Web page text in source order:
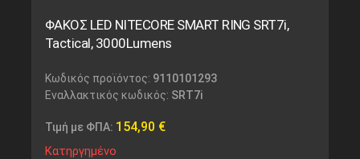
ΦΑΚΟΣ LED NITECORE SMART RING SRT7i,
Tactical, 3000Lumens
Κωδικός προϊόντος: 9110101293
Εναλλακτικός κωδικός: SRT7i
Τιμή με ΦΠΑ: 154,90 €
Κατηργημένο